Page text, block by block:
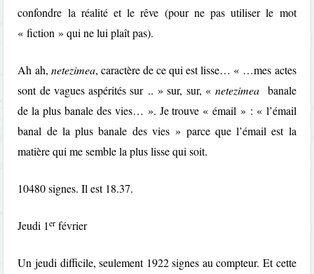
confondre la réalité et le rêve (pour ne pas utiliser le mot
« fiction » qui ne lui plaît pas).
Ah ah, netezimea, caractère de ce qui est lisse… « …mes actes
sont de vagues aspérités sur .. » sur, sur, «netezimea banale
de la plus banale des vies… ». Je trouve « émail » : « l’émail
banal de la plus banale des vies » parce que l’émail est la
matière qui me semble la plus lisse qui soit.
10480 signes. Il est 18.37.
Jeudi 1er février
Un jeudi difficile, seulement 1922 signes au compteur. Et cette